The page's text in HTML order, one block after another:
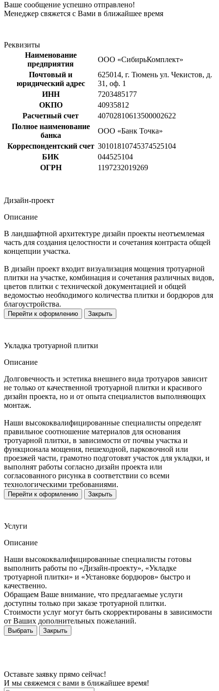
Ваше сообщение успешно отправлено!
Менеджер свяжется с Вами в ближайшее время
Реквизиты
Наименование
предприятия
ООО «СибирьКомплект»
Почтовый и
юридический адрес
625014, г. Тюмень ул. Чекистов, д.
31, оф. 1
ИНН
7203485177
ОКПО
40935812
Расчетный счет
40702810613500002622
Полное наименование
банка
ООО «Банк Точка»
Корреспондентский счет 30101810745374525104
БИК
044525104
ОГРН
1197232019269
Дизайн-проект
Описание
В ландшафтной архитектуре дизайн проекты неотъемлемая
часть для создания целостности и сочетания контраста общей
концепции участка.
В дизайн проект входит визуализация мощения тротуарной
плитки на участке, комбинация и сочетания различных видов,
цветов плитки с технической документацией и общей
ведомостью необходимого количества плитки и бордюров для
благоустройства.
Перейти к оформлению Закрыть
Укладка тротуарной плитки
Описание
Долговечность и эстетика внешнего вида тротуаров зависит
не только от качественной тротуарной плитки и красивого
дизайн проекта, но и от опыта специалистов выполняющих
монтаж.
Наши высококвалифицированные специалисты определят
правильное соотношение материалов для основания
тротуарной плитки, в зависимости от почвы участка и
функционала мощения, пешеходной, парковочной или
проезжей части, грамотно подготовят участок для укладки, и
выполнят работы согласно дизайн проекта или
согласованного рисунка в соответствии со всеми
технологическими требованиями.
Перейти к оформлению Закрыть
Услуги
Описание
Наши высококвалифицированные специалисты готовы
выполнить работы по «Дизайн-проекту», «Укладке
тротуарной плитки» и «Установке бордюров» быстро и
качественно.
Обращаем Ваше внимание, что предлагаемые услуги
доступны только при заказе тротуарной плитки.
Стоимости услуг могут быть скорректированы в зависимости
от Ваших дополнительных пожеланий.
Выбрать Закрыть
Оставьте заявку прямо сейчас!
И мы свяжемся с вами в ближайшее время!